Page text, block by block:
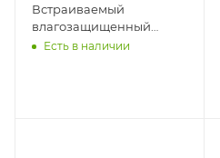
Встраиваемый
влагозащищенный
светильник, IP65, до 10
Есть в наличии